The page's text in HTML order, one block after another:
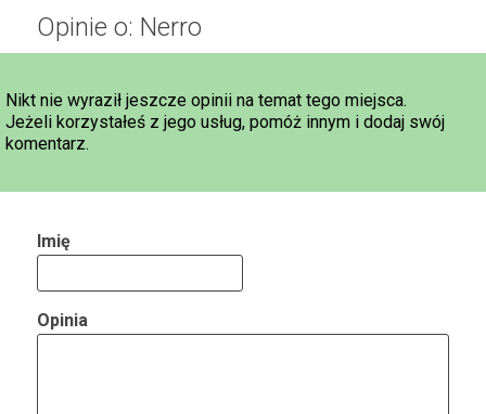
Opinie o: Nerro
Nikt nie wyraził jeszcze opinii na temat tego miejsca.
Jeżeli korzystałeś z jego usług, pomóż innym i dodaj swój
komentarz.
Imię
Opinia